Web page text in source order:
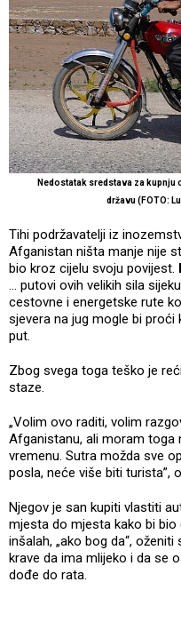
Nedostatak sredstava za
državu (FOTO:
Tihi podržavatelji iz
Afganistan ništa manje nije
bio kroz cijelu svoju povijest.
... putovi ovih velikih sila
cestovne i energetske rute
sjevera na jug mogle bi
put.
Zbog svega toga teško je
staze.
„Volim ovo raditi, volim
Afganistanu, ali moram toga
vremenu. Sutra možda sve
posla, neće više biti turista”,
Njegov je san kupiti vlastiti
mjesta do mjesta kako bi
inšalah, „ako bog da“,
krave da ima mlijeko i da se
dođe do rata.